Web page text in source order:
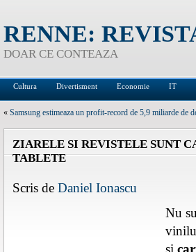
RENNE:
DOAR CE CONTEAZA
Cultura Divertisment Economie IT
« Samsung estimeaza un profit-record de 5,9 miliarde de
ZIARELE SI REVISTELE SUNT
TABLETE
Scris de Daniel Ionascu
Nu
si